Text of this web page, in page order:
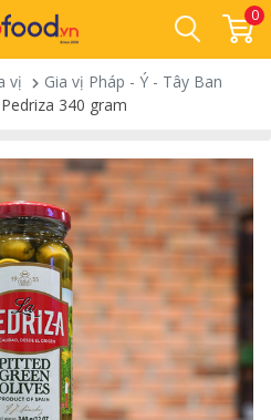
0
vị
Gia vị Pháp - Ý - Tây Ban
340 gram